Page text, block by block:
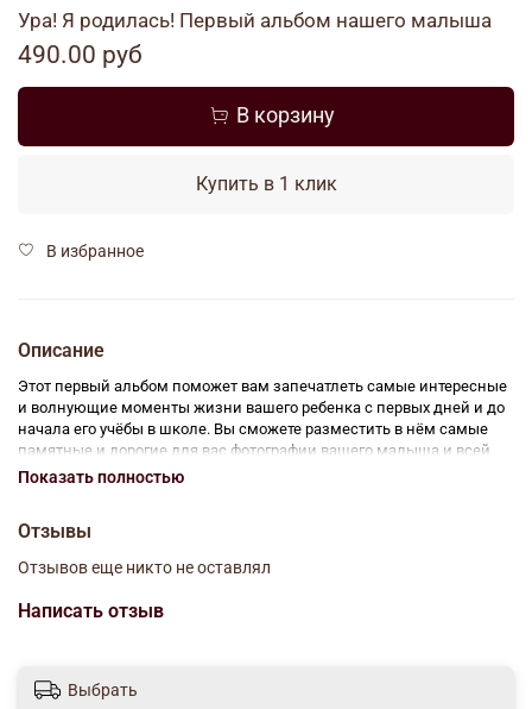
Ура! Я родилась! Первый альбом нашего малыша
490.00 руб
В корзину
Купить в 1 клик
В избранное
Описание
Этот первый альбом поможет вам запечатлеть самые интересные
и волнующие моменты жизни вашего ребенка с первых дней и до
начала его учёбы в школе. Вы сможете разместить в нём самые
памятные и дорогие для вас фотографии вашего малыша и всей
семьи. Позднее ребенок сможет вместе с вами участвовать в
его жизни.
Страниц: 128 (Офсет)
Автор: Феданова Юлия
Показать полностью
Отзывы
Отзывов еще никто не оставлял
Написать отзыв
Выбрать